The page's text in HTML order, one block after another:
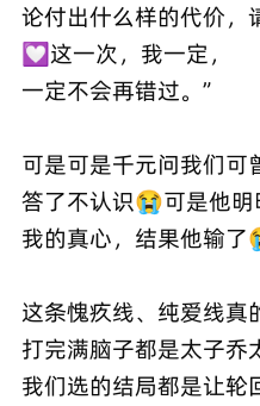
论付出什么样的代价，
💟这一次，我一定，
一定不会再错过。”
可是可是千元问我们可
答了不认识😭可是他
我的真心，结果他输了
这条愧疚线、纯爱线真
打完满脑子都是太子乔
我们选的结局都是让